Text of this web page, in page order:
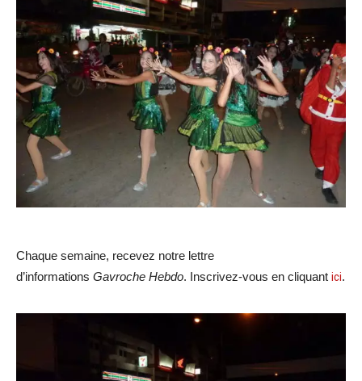
Chaque semaine, recevez notre lettre
d’informations Gavroche Hebdo. Inscrivez-vous en cliquant ici.